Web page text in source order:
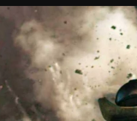
соглашение
Установить на ТВ